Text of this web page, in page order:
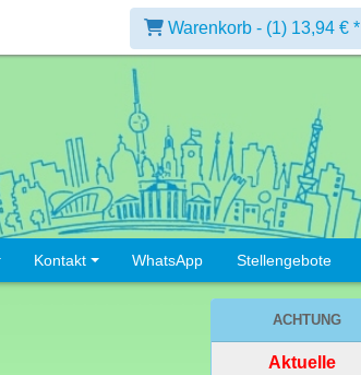
Warenkorb - (1) 13,94 € *
Kontakt WhatsApp Stellengebote
ACHTUNG
Aktuelle